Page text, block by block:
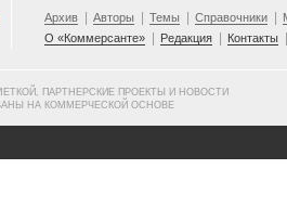
Архив Авторы Темы Справочники
О «Коммерсанте»
Редакция Контакты
ПАРТНЕРСКИЕ ПРОЕКТЫ И НОВОСТИ
НА КОММЕРЧЕСКОЙ ОСНОВЕ